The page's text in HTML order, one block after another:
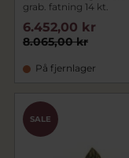
grab. fatning 14 kt.
8.065,00 kr
6.452,00 kr
På fjernlager
SALE